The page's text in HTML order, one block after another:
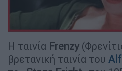
Η ταινία Frenzy
βρετανική ταινία του